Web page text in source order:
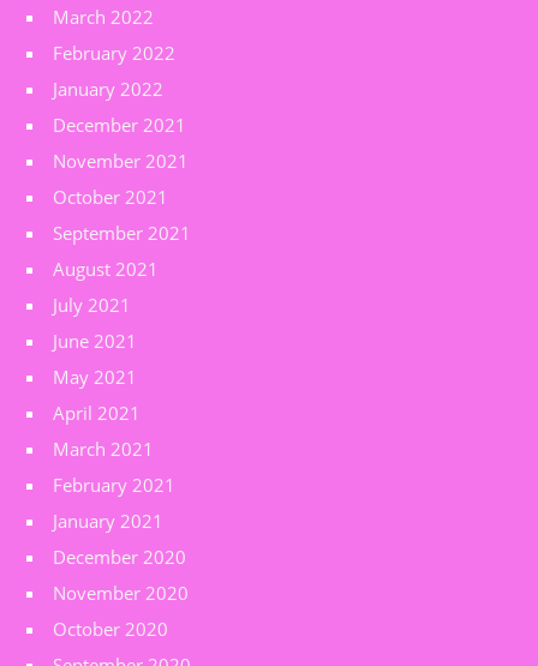
March 2022
February 2022
January 2022
December 2021
November 2021
October 2021
September 2021
August 2021
July 2021
June 2021
May 2021
April 2021
March 2021
February 2021
January 2021
December 2020
November 2020
October 2020